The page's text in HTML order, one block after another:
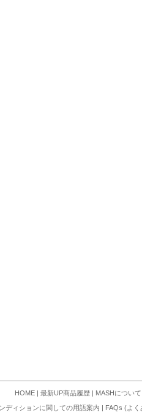
HOME | 最新UP商品履歴 | MASHについて
ディションに関しての用語案内 | FAQs (よ